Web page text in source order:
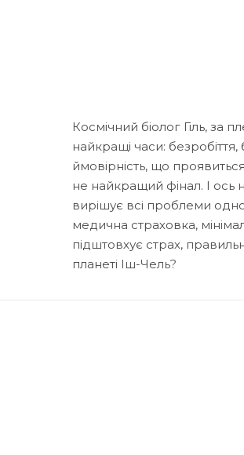
Космічний біолог Гіль, за
найкращі часи:
ймовірність, що
не найкращий фінал. І ось
вирішує всі проблеми
медична страховка,
підштовхує страх,
планеті Іш-Чель?